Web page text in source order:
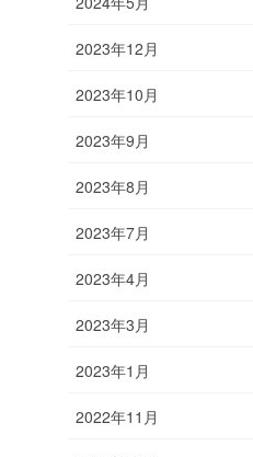
2023年12月
2023年10月
2023年9月
2023年8月
2023年7月
2023年4月
2023年3月
2023年1月
2022年11月